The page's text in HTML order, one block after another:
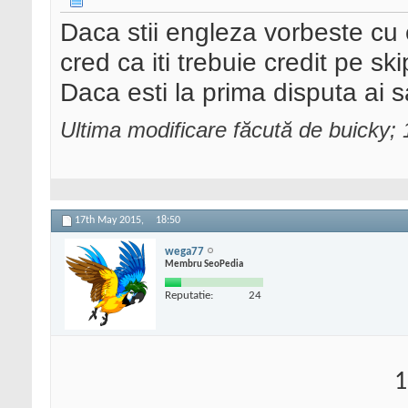
Daca stii engleza vorbeste
cred ca iti trebuie credit pe
Daca esti la prima disputa ai
Ultima modificare făcută de
17th May 2015, 18:50
wega77
Membru SeoPedia
Reputatie: 24